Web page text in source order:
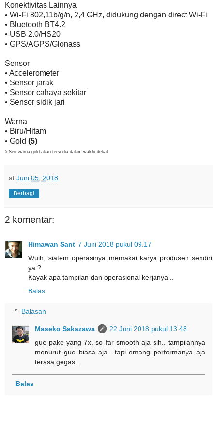
Konektivitas Lainnya
• Wi-Fi 802,11b/g/n, 2,4 GHz, didukung dengan direct Wi-Fi
• Bluetooth BT4.2
• USB 2.0/HS20
• GPS/AGPS/Glonass
Sensor
• Accelerometer
• Sensor jarak
• Sensor cahaya sekitar
• Sensor sidik jari
Warna
• Biru/Hitam
• Gold (5)
5 Seri warna gold akan tersedia dalam waktu dekat
at Juni 05, 2018
Berbagi
2 komentar:
Himawan Sant 7 Juni 2018 pukul 09.17
Wuih, siatem operasinya memakai karya produsen sendiri
ya ?.
Kayak apa tampilan dan operasional kerjanya ..
Balas
Balasan
Maseko Sakazawa
22 Juni 2018 pukul 13.48
gue pake yang 7x. so far smooth aja sih.. tampilannya
menurut gue biasa aja.. tapi emang performanya aja
terasa gegas..
Balas